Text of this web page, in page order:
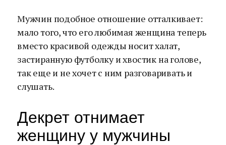
Мужчин подобное отношение отталкивает:
мало того, что его любимая женщина теперь
вместо красивой одежды носит халат,
застиранную футболку и хвостик на голове,
так еще и не хочет с ним разговаривать и
слушать.
Декрет отнимает
женщину у мужчины